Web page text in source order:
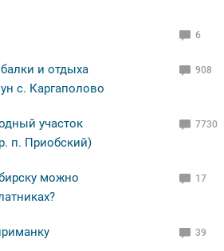
6
и отдыха
с. Каргаполово
908
участок
п. Приобский)
7730
можно
17
39